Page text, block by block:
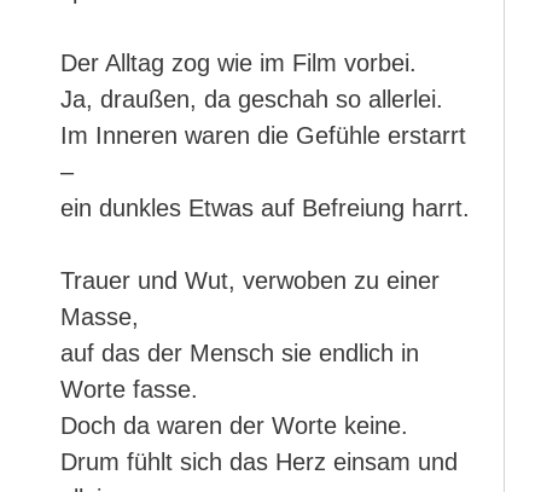
Der Alltag zog wie im Film vorbei.
Ja, draußen, da geschah so allerlei.
Im Inneren waren die Gefühle erstarrt
–
ein dunkles Etwas auf Befreiung harrt.
Trauer und Wut, verwoben zu einer
Masse,
auf das der Mensch sie endlich in
Worte fasse.
Doch da waren der Worte keine.
Drum fühlt sich das Herz einsam und